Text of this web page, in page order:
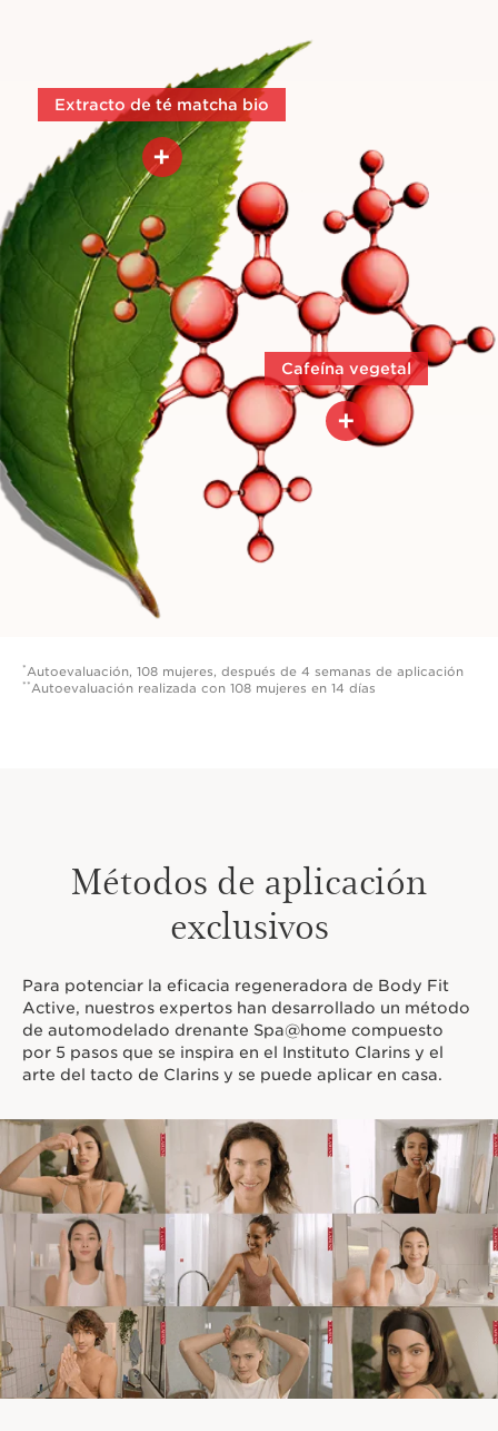
Extracto de té matcha bio
+
Ayuda a reafirmar visiblemente
la piel
Cafeína vegetal
+
La cafeína vegetal es una
molécula lipolítica de referencia
* Autoevaluación, 108 mujeres, después de 4 semanas de aplicación
** Autoevaluación realizada con 108 mujeres en 14 días
Métodos de aplicación
exclusivos
Para potenciar la eficacia regeneradora de Body Fit
Active, nuestros expertos han desarrollado un método
de automodelado drenante Spa@home compuesto
por 5 pasos que se inspira en el Instituto Clarins y el
arte del tacto de Clarins y se puede aplicar en casa.